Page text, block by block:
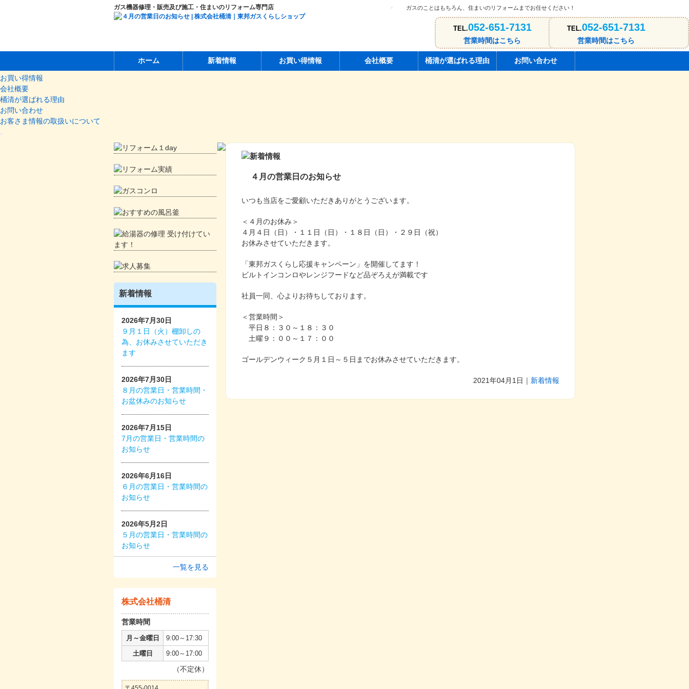
ガス機器修理・販売及び施工・住まいのリフォーム専門店 ガスのことはもちろん、住まいのリフォームまでお任せください！
TEL.052-651-7131
営業時間はこちら
ホーム 新着情報 お買い得情報 会社概要 桶清が選ばれる理由 お問い合わせ
お買い得情報
会社概要
桶清が選ばれる理由
お問い合わせ
お客さま情報の取扱いについて
TEL.052-651-7131
営業時間はこちら
４月の営業日のお知らせ
いつも当店をご愛顧いただきありがとうございます。
＜４月のお休み＞
４月４日（日）・１１日（日）・１８日（日）・２９日（祝）
お休みさせていただきます。
「東邦ガスくらし応援キャンペーン」を開催してます！
ビルトインコンロやレンジフードなど品ぞろえが満載です
社員一同、心よりお待ちしております。
＜営業時間＞
平日８：３０～１８：３０
土曜９：００～１７：００
ゴールデンウィーク５月１日～５日までお休みさせていただきます。
2021年04月1日 ｜ 新着情報
新着情報
2026年7月30日
９月１日（火）棚卸しの
為、お休みさせていただき
ます
2026年7月30日
８月の営業日・営業時間・
お盆休みのお知らせ
2026年7月15日
7月の営業日・営業時間の
お知らせ
2026年6月16日
６月の営業日・営業時間の
お知らせ
2026年5月2日
５月の営業日・営業時間の
お知らせ
一覧を見る
株式会社桶清
営業時間
月～金曜日
9:00～17:30
土曜日
9:00～17:00
（不定休）